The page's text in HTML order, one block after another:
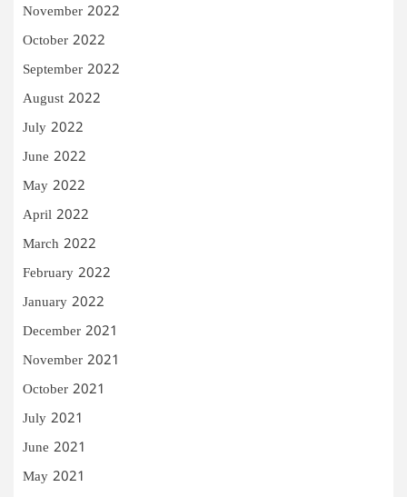
November 2022
October 2022
September 2022
August 2022
July 2022
June 2022
May 2022
April 2022
March 2022
February 2022
January 2022
December 2021
November 2021
October 2021
July 2021
June 2021
May 2021